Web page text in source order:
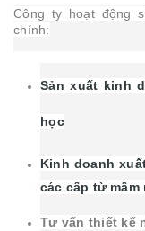
Công ty hoạt động
chính:
Sản xuất kinh
học
Kinh doanh
các cấp từ
Tư vấn thiết kế